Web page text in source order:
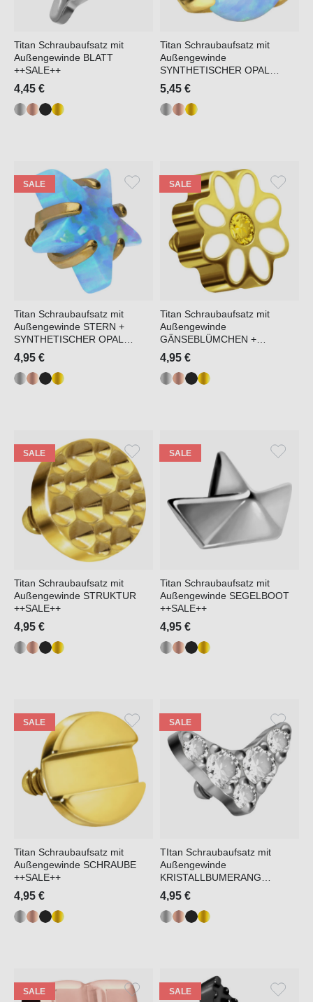
Titan Schraubaufsatz mit
Außengewinde BLATT
++SALE++
4,45 €
Titan Schraubaufsatz mit
Außengewinde
SYNTHETISCHER OPAL
++SALE++
5,45 €
SALE
Titan Schraubaufsatz mit
Außengewinde STERN +
SYNTHETISCHER OPAL
++SALE++
4,95 €
SALE
Titan Schraubaufsatz mit
Außengewinde
GÄNSEBLÜMCHEN +
KRISTALL ++SALE++
4,95 €
SALE
Titan Schraubaufsatz mit
Außengewinde STRUKTUR
++SALE++
4,95 €
SALE
Titan Schraubaufsatz mit
Außengewinde SEGELBOOT
++SALE++
4,95 €
SALE
Titan Schraubaufsatz mit
Außengewinde SCHRAUBE
++SALE++
4,95 €
SALE
TItan Schraubaufsatz mit
Außengewinde
KRISTALLBUMERANG
++SALE++
4,95 €
SALE SALE